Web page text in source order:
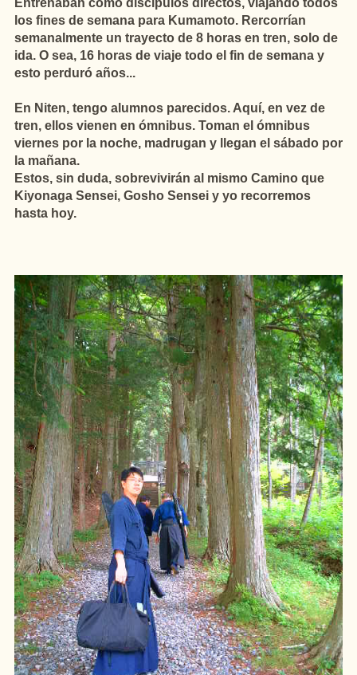
Entrenaban como discípulos directos, viajando todos
los fines de semana para Kumamoto. Rercorrían
semanalmente un trayecto de 8 horas en tren, solo de
ida. O sea, 16 horas de viaje todo el fin de semana y
esto perduró años...
En Niten, tengo alumnos parecidos. Aquí, en vez de
tren, ellos vienen en ómnibus. Toman el ómnibus
viernes por la noche, madrugan y llegan el sábado por
la mañana.
Estos, sin duda, sobrevivirán al mismo Camino que
Kiyonaga Sensei, Gosho Sensei y yo recorremos
hasta hoy.